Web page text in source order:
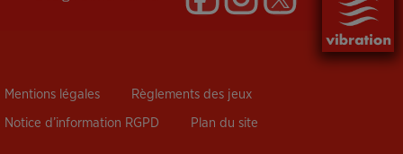
Mentions légales Règlements des jeux
Notice d’information RGPD Plan du site